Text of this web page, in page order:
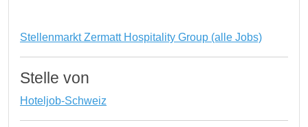
Stellenmarkt Zermatt Hospitality Group (alle Jobs)
Stelle von
Hoteljob-Schweiz